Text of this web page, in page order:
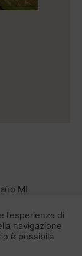
MI
l’esperienza di
navigazione
è possibile